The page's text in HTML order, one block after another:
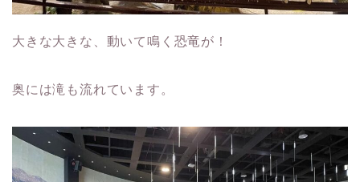
大きな大きな、動いて鳴く恐竜が！
奥には滝も流れています。